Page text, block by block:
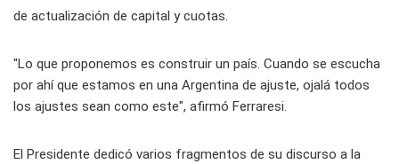
de actualización de capital y cuotas.
"Lo que proponemos es construir un país. Cuando se escucha
por ahí que estamos en una Argentina de ajuste, ojalá todos
los ajustes sean como este", afirmó Ferraresi.
El Presidente dedicó varios fragmentos de su discurso a la